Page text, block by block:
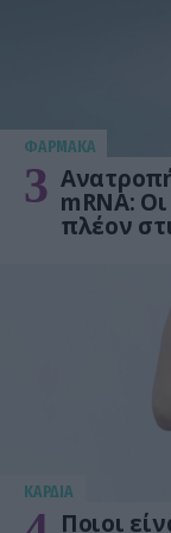
ΦΑΡΜΑΚΑ
3 mRNA:
πλέον
KΑΡΔΙΑ
Ποιοι